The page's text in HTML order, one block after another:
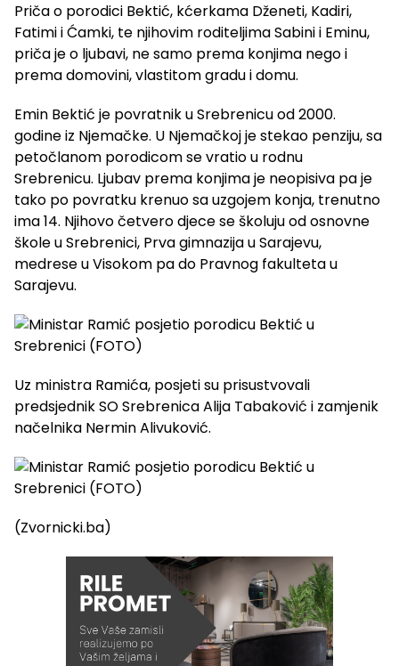
Priča o porodici Bektić, kćerkama Dženeti, Kadiri,
Fatimi i Ćamki, te njihovim roditeljima Sabini i Eminu,
priča je o ljubavi, ne samo prema konjima nego i
prema domovini, vlastitom gradu i domu.
Emin Bektić je povratnik u Srebrenicu od 2000.
godine iz Njemačke. U Njemačkoj je stekao penziju, sa
petočlanom porodicom se vratio u rodnu
Srebrenicu. Ljubav prema konjima je neopisiva pa je
tako po povratku krenuo sa uzgojem konja, trenutno
ima 14. Njihovo četvero djece se školuju od osnovne
škole u Srebrenici, Prva gimnazija u Sarajevu,
medrese u Visokom pa do Pravnog fakulteta u
Sarajevu.
Uz ministra Ramića, posjeti su prisustvovali
predsjednik SO Srebrenica Alija Tabaković i zamjenik
načelnika Nermin Alivuković.
(Zvornicki.ba)